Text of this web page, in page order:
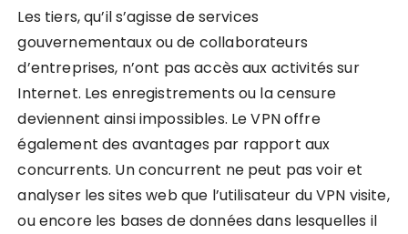
Les tiers, qu’il s’agisse de services
gouvernementaux ou de collaborateurs
d’entreprises, n’ont pas accès aux activités sur
Internet. Les enregistrements ou la censure
deviennent ainsi impossibles. Le VPN offre
également des avantages par rapport aux
concurrents. Un concurrent ne peut pas voir et
analyser les sites web que l’utilisateur du VPN visite,
ou encore les bases de données dans lesquelles il